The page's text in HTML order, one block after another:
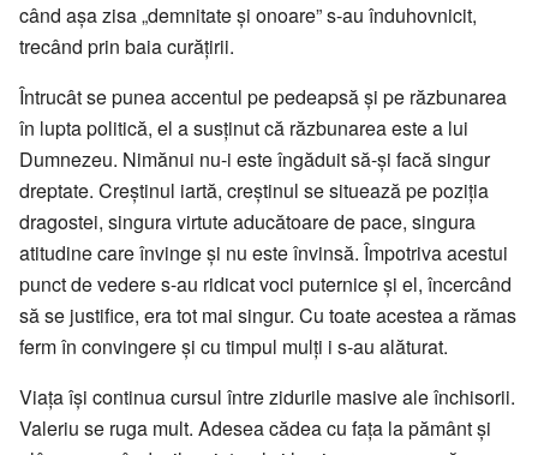
când așa zisa „demnitate și onoare” s-au înduhovnicit,
trecând prin baia curățirii.
Întrucât se punea accentul pe pedeapsă și pe răzbunarea
în lupta politică, el a susținut că răzbunarea este a lui
Dumnezeu. Nimănui nu-i este îngăduit să-și facă singur
dreptate. Creștinul iartă, creștinul se situează pe poziția
dragostei, singura virtute aducătoare de pace, singura
atitudine care învinge și nu este învinsă. Împotriva acestui
punct de vedere s-au ridicat voci puternice și el, încercând
să se justifice, era tot mai singur. Cu toate acestea a rămas
ferm în convingere și cu timpul mulți i s-au alăturat.
Viața își continua cursul între zidurile masive ale închisorii.
Valeriu se ruga mult. Adesea cădea cu fața la pământ și